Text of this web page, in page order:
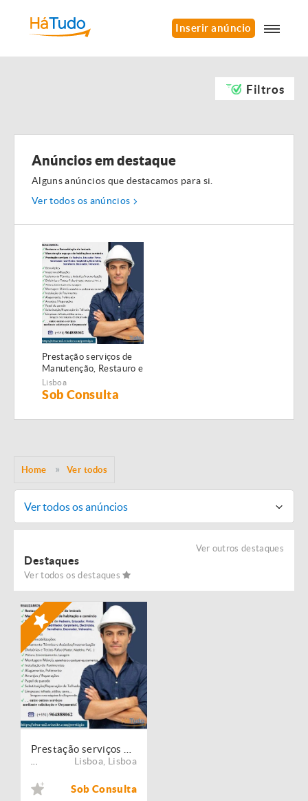
Inserir anúncio
Filtros
Anúncios em destaque
Alguns anúncios que destacamos para si.
Ver todos os anúncios
Prestação serviços de
Manutenção, Restauro e
Remodelação de
imóveis!
Lisboa
Sob Consulta
Home Ver todos
Ver todos os anúncios
Ver outros destaques
Destaques
Ver todos os destaques
Lisboa Lisboa
Sob Consulta